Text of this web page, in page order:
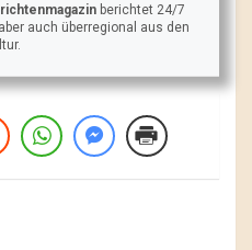
berichtet 24/7
auch überregional aus den